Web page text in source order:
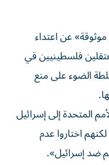
عن اعتداء
فلسطينيين في
الضوء على منع
المتحدة إلى إسرائيل
اختاروا عدم
ضد إسرائيل».